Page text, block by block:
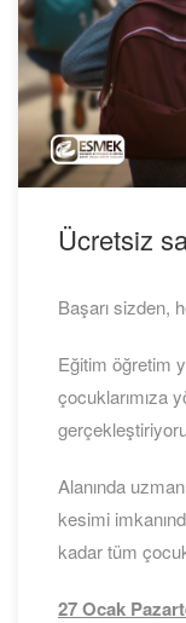
Ücretsiz
Başarı sizden,
Eğitim öğretim
çocuklarımıza
Alanında
kesimi
kadar tüm
27 Ocak